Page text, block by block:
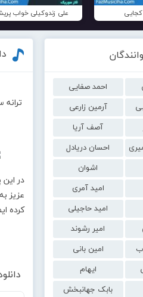
کجایی علی زندوکیلی خواب
احمد صفایی
آرمین زارعی
آصف آریا
احسان دریادل
اشوان
امید آمری
امید حاجیلی
امیر رشوند
امین بانی
ایهام
بابک جهانبخش
در
عزیز
کرده